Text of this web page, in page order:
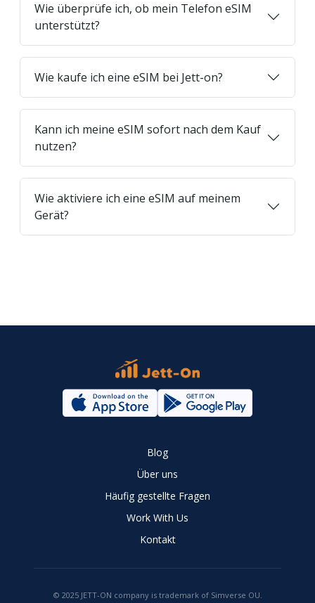
Wie überprüfe ich, ob mein Telefon eSIM
unterstützt?
Wie kaufe ich eine eSIM bei Jett-on?
Kann ich meine eSIM sofort nach dem Kauf
nutzen?
Wie aktiviere ich eine eSIM auf meinem
Gerät?
Blog
Über uns
Häufig gestellte Fragen
Work With Us
Kontakt
© 2025 JETT-ON company is trademark of Simverse OU.